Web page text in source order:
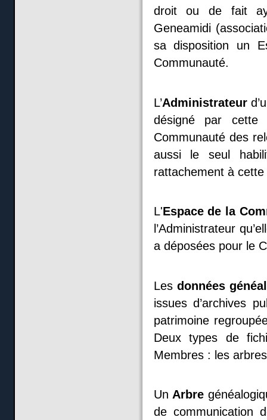
droit ou de fait
Geneamidi
sa disposition un
Communauté.
L’Administrateur
désigné par cette
Communauté des
aussi le seul
rattachement à
L'Espace de la
l’Administrateur
a déposées pour le
Les données
issues d’archives
patrimoine
Deux types de
Membres : les
Un Arbre
de communication